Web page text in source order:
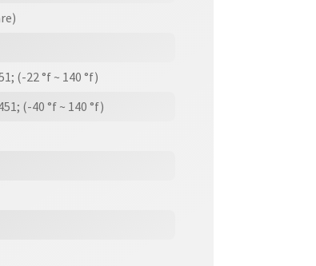
(-22 °f ~ 140 °f)
(-40 °f ~ 140 °f)